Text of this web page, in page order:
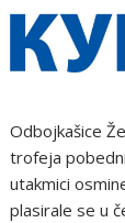
Odbojkašice
trofeja
utakmici
plasirale se u